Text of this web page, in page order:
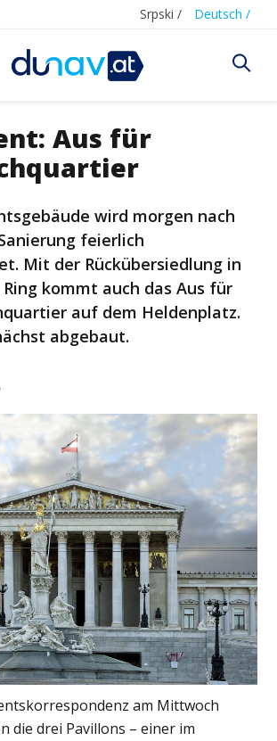
Srpski / Deutsch /
Aus für
wird morgen nach
feierlich
Mit der Rückübersiedlung in
kommt auch das Aus für
auf dem Heldenplatz.
abgebaut.
am Mittwoch
die drei Pavillons – einer im